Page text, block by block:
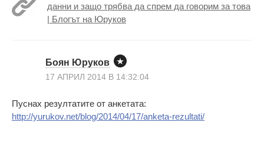
данни и защо трябва да спрем да говорим за това
| Блогът на Юруков
Боян Юруков
17 АПРИЛ 2014 В 14:32:04
Пуснах резултатите от анкетата:
http://yurukov.net/blog/2014/04/17/anketa-rezultati/